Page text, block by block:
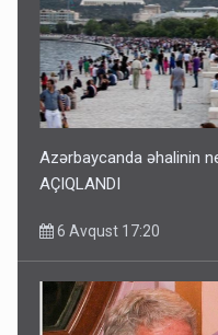
Azərbaycanda əhalinin
AÇIQLANDI
6 Avqust 17:20